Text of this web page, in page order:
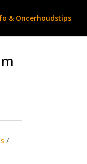
& Onderhoudstips